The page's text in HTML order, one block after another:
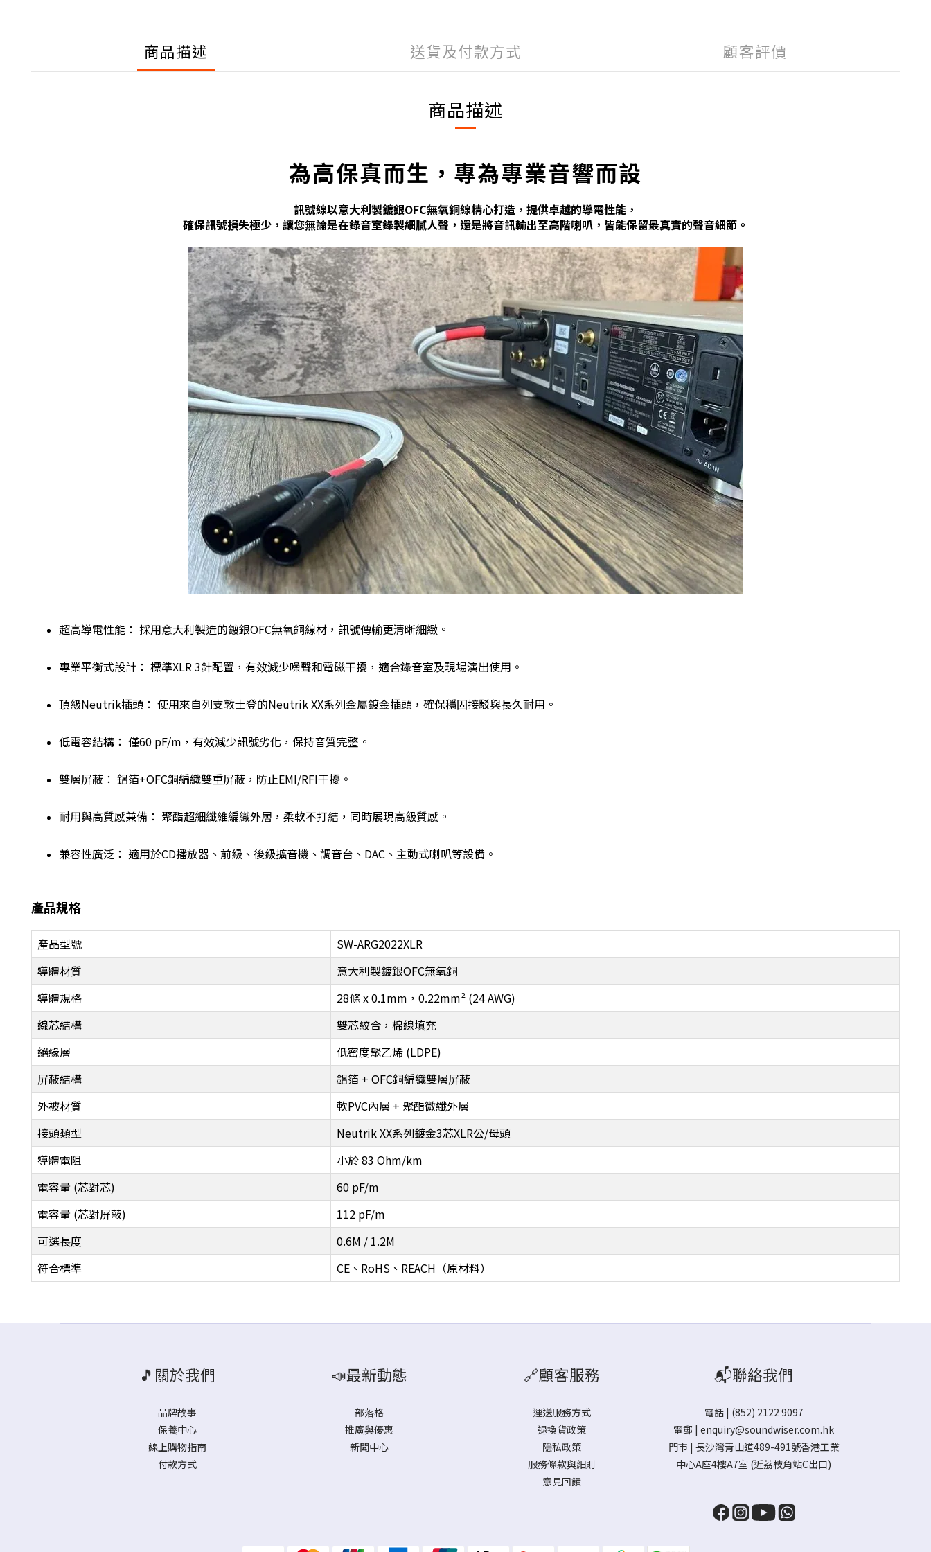
商品描述 送貨及付款方式 顧客評價
商品描述
為高保真而生，專為專業音響而設
訊號線以意大利製鍍銀OFC無氧銅線精心打造，提供卓越的導電性能，
確保訊號損失極少，讓您無論是在錄音室錄製細膩人聲，還是將音訊輸出至高階喇叭，皆能保留最真實的聲音細節。
超高導電性能： 採用意大利製造的鍍銀OFC無氧銅線材，訊號傳輸更清晰細緻。
專業平衡式設計： 標準XLR 3針配置，有效減少噪聲和電磁干擾，適合錄音室及現場演出使用。
頂級Neutrik插頭： 使用來自列支敦士登的Neutrik XX系列金屬鍍金插頭，確保穩固接駁與長久耐用。
低電容結構： 僅60 pF/m，有效減少訊號劣化，保持音質完整。
雙層屏蔽： 鋁箔+OFC銅編織雙重屏蔽，防止EMI/RFI干擾。
耐用與高質感兼備： 聚酯超細纖維編織外層，柔軟不打結，同時展現高級質感。
兼容性廣泛： 適用於CD播放器、前級、後級擴音機、調音台、DAC、主動式喇叭等設備。
產品規格
產品型號
SW-ARG2022XLR
導體材質
意大利製鍍銀OFC無氧銅
導體規格
28條 x 0.1mm，0.22mm² (24 AWG)
線芯結構
雙芯絞合，棉線填充
絕緣層
低密度聚乙烯 (LDPE)
屏蔽結構
鋁箔 + OFC銅編織雙層屏蔽
外被材質
軟PVC內層 + 聚酯微纖外層
接頭類型
Neutrik XX系列鍍金3芯XLR公/母頭
導體電阻
小於 83 Ohm/km
電容量 (芯對芯)
60 pF/m
電容量 (芯對屏蔽)
112 pF/m
可選長度
0.6M / 1.2M
符合標準
CE、RoHS、REACH（原材料）
🎵關於我們
品牌故事
保養中心
線上購物指南
付款方式
📣最新動態
部落格
推廣與優惠
新聞中心
🔗顧客服務
運送服務方式
退換貨政策
隱私政策
服務條款與細則
意見回饋
📬聯絡我們
電話 | (852) 2122 9097
電郵 |enquiry@soundwiser.com.hk
門市 | 長沙灣青山道489-491號香港工業
中心A座4樓A7室 (近荔枝角站C出口)